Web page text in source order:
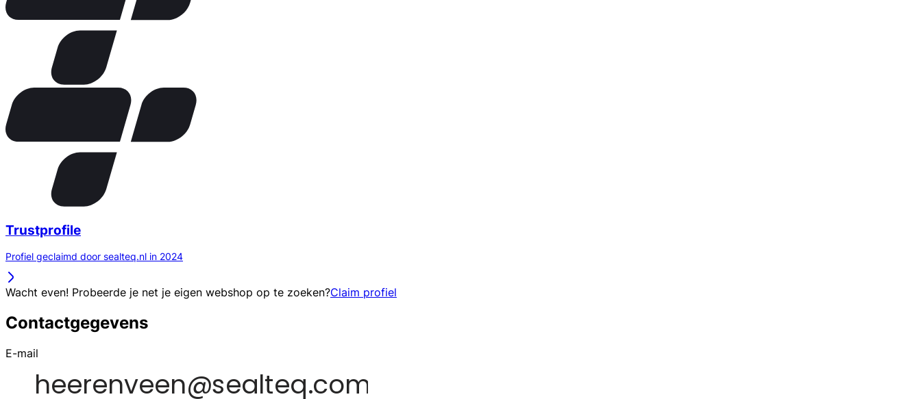
Trustprofile
Profiel geclaimd door sealteq.nl in 2024
Wacht even! Probeerde je net je eigen webshop op te zoeken?Claim profiel
Contactgegevens
E-mail